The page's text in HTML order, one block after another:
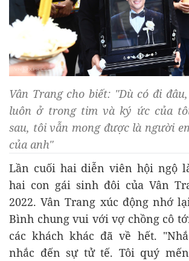
Vân Trang cho biết: "Dù có đi
luôn ở trong tim và ký ức của
sau, tôi vẫn mong được là người
của anh"
Lần cuối hai diễn viên hội ngộ
hai con gái sinh đôi của Vân
2022. Vân Trang xúc động nhớ
Bình chung vui với vợ chồng cô
các khách khác đã về hết.
nhắc đến sự tử tế. Tôi quý